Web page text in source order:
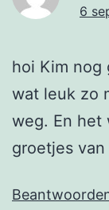
6
hoi Kim nog
wat leuk zo
weg. En het
groetjes van